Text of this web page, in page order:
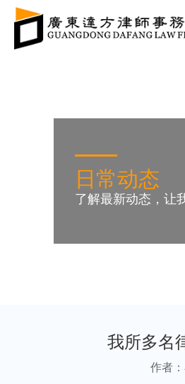
日常动态
了解最新动态，让
我所多名
作者